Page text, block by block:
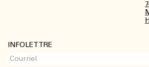
INFOLETTRE